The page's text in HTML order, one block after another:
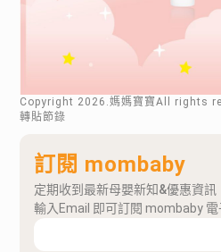
Copyright 2026 .媽媽寶寶All rights
轉貼節錄
訂閱 mombaby
定期收到最新母嬰新知&優惠資訊
輸入Email 即可訂閱 mombaby 電